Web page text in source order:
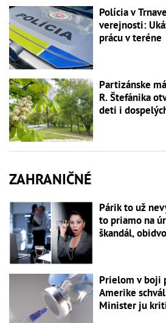
Polícia v
verejnosti:
prácu v teréne
Partizánske
R. Štefánika
deti i
ZAHRANIČNÉ
Párik to už
to priamo na
škandál,
Prielom v boji
Amerike
Minister ju